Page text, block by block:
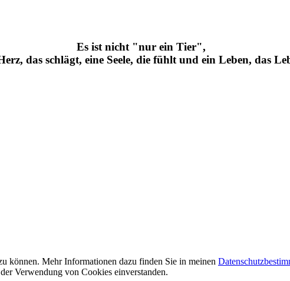
Es ist nicht "nur ein Tier",
das schlägt, eine Seele, die fühlt und ein Leben, das
können. Mehr Informationen dazu finden Sie in meinen
Verwendung von Cookies einverstanden.